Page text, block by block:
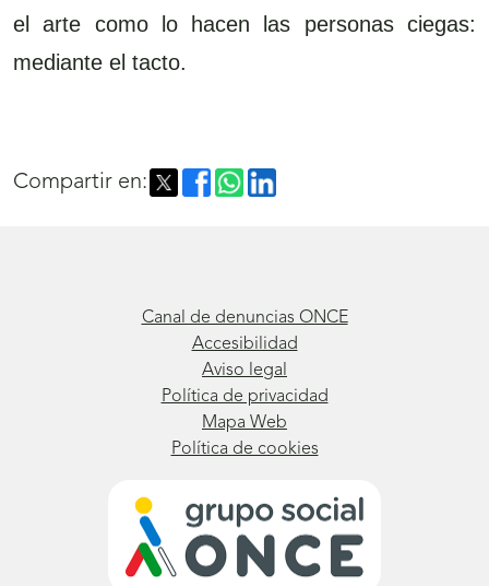
el arte como lo hacen las personas ciegas:
mediante el tacto.
Compartir en:
Canal de denuncias ONCE
Accesibilidad
Aviso legal
Política de privacidad
Mapa Web
Política de cookies